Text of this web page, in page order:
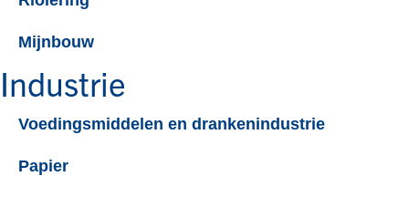
Mijnbouw
Industrie
Voedingsmiddelen en drankenindustrie
Papier